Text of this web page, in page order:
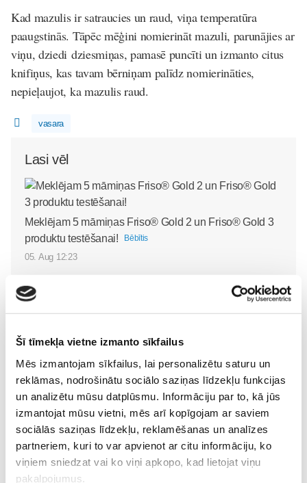
Šī tīmekļa vietne izmanto sīkfailus
Mēs izmantojam sīkfailus, lai personalizētu saturu un
reklāmas, nodrošinātu sociālo saziņas līdzekļu funkcijas
un analizētu mūsu datplūsmu. Informāciju par to, kā jūs
izmantojat mūsu vietni, mēs arī kopīgojam ar saviem
sociālās saziņas līdzekļu, reklamēšanas un analīzes
partneriem, kuri to var apvienot ar citu informāciju, ko
viņiem sniedzat vai ko viņi apkopo, kad lietojat viņu
pakalpojumus.
Kad mazulis ir satraucies un raud, viņa temperatūra
paaugstinās. Tāpēc mēģini nomierināt mazuli, parunājies ar
viņu, dziedi dziesmiņas, pamasē puncīti un izmanto citus
knifiņus, kas tavam bērniņam palīdz nomierināties,
nepieļaujot, ka mazulis raud.
vasara
Lasi vēl
Meklējam 5 māmiņas Friso® Gold 2 un Friso® Gold 3
produktu testēšanai!
Bēbītis
05. Aug 12:23
VIDEO: Superbēbīša
aprūpe mājās kopā ar
bērnu māsu Elitu
Svarenieci
Bēbītis
20. Jul 10:50
mājās: kā ģimene iejūtas
dzīvē četratā?
Bēbītis
09. Jul 09:58